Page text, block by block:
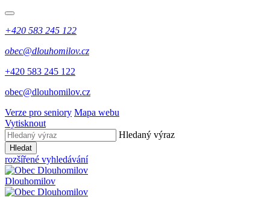
+420 583 245 122
obec@dlouhomilov.cz
+420 583 245 122
obec@dlouhomilov.cz
Verze pro seniory Mapa webu
Vytisknout
Hledaný výraz
Hledat
rozšířené vyhledávání
Dlouhomilov